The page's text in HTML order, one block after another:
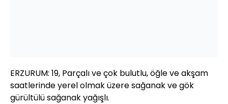
ERZURUM: 19, Parçalı ve çok bulutlu, öğle ve akşam
saatlerinde yerel olmak üzere sağanak ve gök
gürültülü sağanak yağışlı.